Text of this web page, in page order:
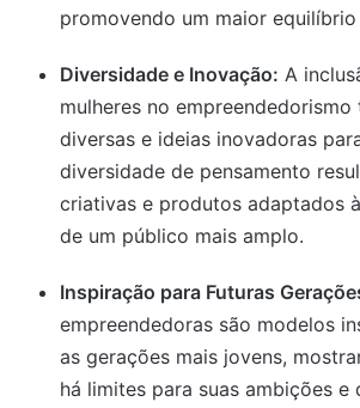
promovendo um maior equilíbrio
Diversidade e Inovação: A
mulheres no
diversas e ideias inovadoras
diversidade de pensamento
criativas e produtos adaptados
de um público mais amplo.
Inspiração para Futuras
empreendedoras são modelos
as gerações mais jovens,
há limites para suas ambições e